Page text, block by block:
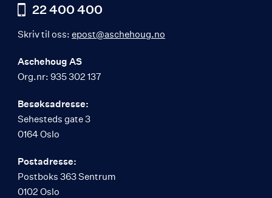
22 400 400
Skriv til oss: epost@aschehoug.no
Aschehoug AS
Org.nr: 935 302 137
Besøksadresse:
Sehesteds gate 3
0164 Oslo
Postadresse:
Postboks 363 Sentrum
0102 Oslo